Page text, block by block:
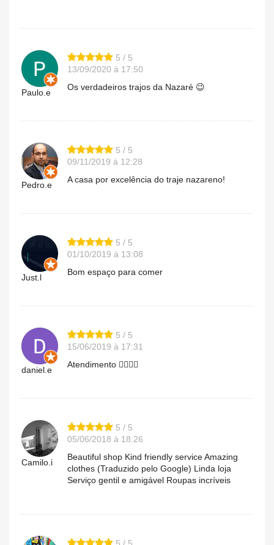
Paulo.e
5 / 5
13/09/2020 à 17:50
Os verdadeiros trajos da Nazaré 😉
Pedro.e
5 / 5
09/11/2019 à 12:28
A casa por excelência do traje nazareno!
Just.l
5 / 5
01/10/2019 à 13:08
Bom espaço para comer
daniel.e
5 / 5
15/06/2019 à 17:31
Atendimento 👌🏻👌🏻
Camilo.i
5 / 5
05/06/2018 à 18:26
Beautiful shop Kind friendly service Amazing
clothes (Traduzido pelo Google) Linda loja
Serviço gentil e amigável Roupas incríveis
5 / 5